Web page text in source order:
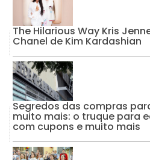
The Hilarious Way Kris
Chanel de Kim Kardashian
Segredos das compras
muito mais: o truque para
com cupons e muito mais